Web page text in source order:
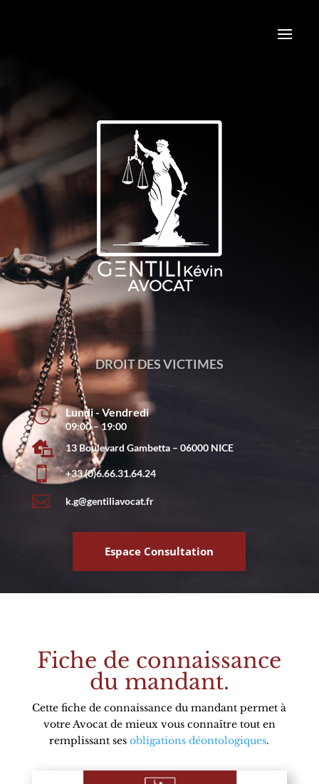
DROIT DE LA RESPONSABILITE
} Lundi - Vendredi
09:00 – 19:00
 13 Boulevard Gambetta – 06000 NICE
 +33 (0)6.66.31.64.24
 k.g@gentiliavocat.fr
Espace Consultation
Fiche de connaissance
du mandant.
Cette fiche de connaissance du mandant permet à
votre Avocat de mieux vous connaître tout en
remplissant sesobligations déontologiques.